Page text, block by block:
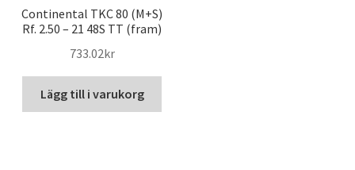
Continental TKC 80 (M+S)
Rf. 2.50 – 21 48S TT (fram)
733.02kr
Lägg till i varukorg